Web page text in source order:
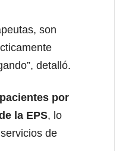
son
detalló.
por
la EPS, lo
de